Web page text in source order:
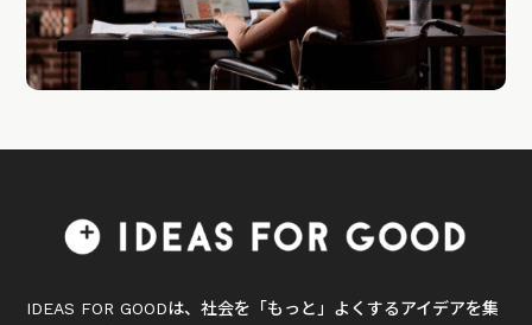
IDEAS FOR GOODは、社会を「もっと」よくするアイデアを集